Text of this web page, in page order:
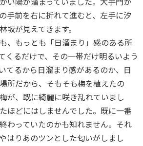
手前を右に折れて進むと、左手に汐
坂が見えてきます。
、もっとも「日溜まり」感のある所
くるだけで、その一帯だけ明るいよう
てるから日溜まり感があるのか、日
所だから、そもそも梅を植えたの
が、既に綺麗に咲き乱れていまし
ほどにはしませんでした。既に一番
わっていたのかも知れません。それ
はりあのツンとした匂いがしまし